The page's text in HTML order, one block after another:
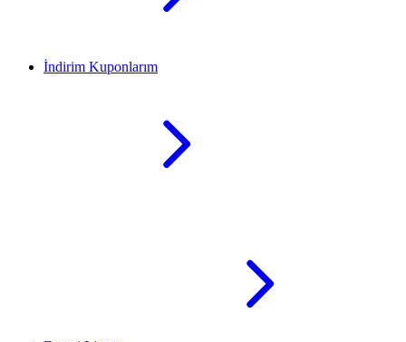
İndirim Kuponlarım